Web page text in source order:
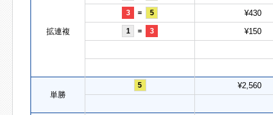
拡連複
3 = 5 ¥430
1 = 3 ¥150
単勝
5 ¥2,560